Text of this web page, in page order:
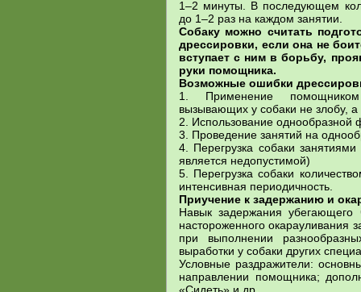
1–2 минуты. В последующем
до 1–2 раз на каждом занятии.
Собаку можно считать
дрессировки, если она не
вступает с ним в борьбу,
руки помощника.
Возможные ошибки
1. Применение помощником
вызывающих у собаки не злобу, а
2. Использование
3. Проведение занятий на
4. Перегрузка собаки
является недопустимой)
5. Перегрузка собаки
интенсивная периодичность.
Приучение к задержанию и
Навык задержания
настороженного окарауливания
при выполнении
выработки у собаки других
Условные раздражители:
направлении помощника;